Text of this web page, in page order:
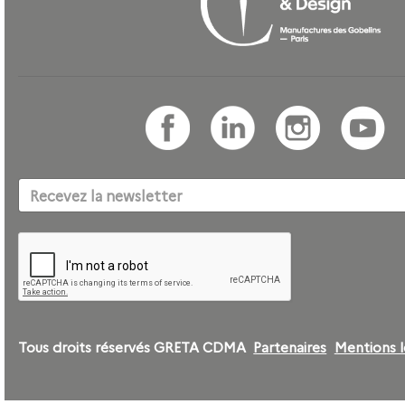
Tous droits réservés GRETA CDMA Partenaires Mentions